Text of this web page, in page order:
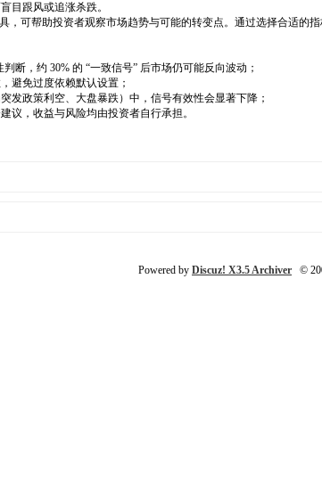
目跟风或追涨杀跌。
，可帮助投资者观察市场趋势与可能的转变点。通过选择合适
断，约 30% 的 “一致信号” 后市场仍可能反向波动；
避免过度依赖默认设置；
发政策利空、大盘暴跌）中，信号有效性会显著下降；
议，收益与风险均由投资者自行承担。
Powered by Discuz! X3.5 Archiver ©